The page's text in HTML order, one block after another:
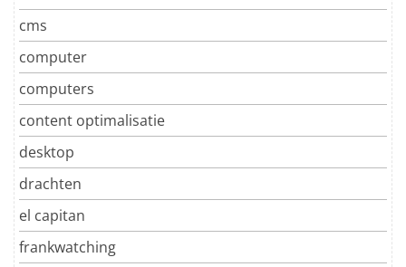
cms
computer
computers
content optimalisatie
desktop
drachten
el capitan
frankwatching